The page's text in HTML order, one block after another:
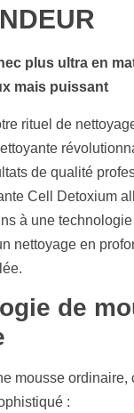
plus ultra en
mais puissant
rituel de
de qualité
Cell Detoxium
à une
nettoyage en
de
mousse ordinaire,
: